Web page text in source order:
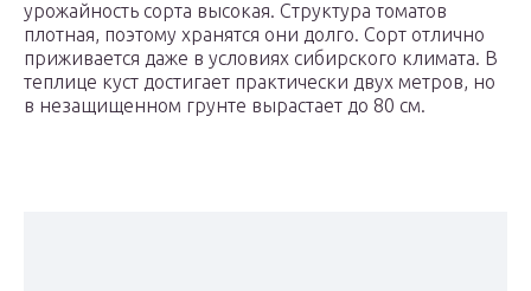
урожайность сорта высокая. Структура томатов
плотная, поэтому хранятся они долго. Сорт отлично
приживается даже в условиях сибирского климата. В
теплице куст достигает практически двух метров, но
в незащищенном грунте вырастает до 80 см.